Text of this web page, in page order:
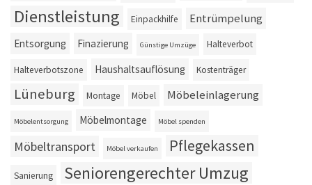
Dienstleistung Einpackhilfe Entrümpelung
Entsorgung Finazierung Günstige Umzüge Halteverbot
Halteverbotszone Haushaltsauflösung Kostenträger
Lüneburg Montage Möbel Möbeleinlagerung
Möbelentsorgung Möbelmontage Möbel spenden
Möbeltransport Möbel verkaufen Pflegekassen
Sanierung Seniorengerechter Umzug